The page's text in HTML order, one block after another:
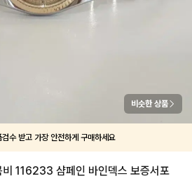
비슷한 상품
검수 받고 가장 안전하게 구매하세요
116233 샴페인 바인덱스 보증서포